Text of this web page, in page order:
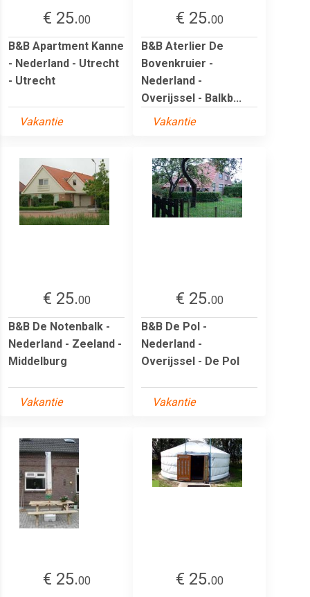
€ 25.00
B&B Apartment Kanne
- Nederland - Utrecht
- Utrecht
Vakantie
€ 25.00
B&B Aterlier De
Bovenkruier -
Nederland -
Overijssel - Balkb...
Vakantie
€ 25.00
B&B De Notenbalk -
Nederland - Zeeland -
Middelburg
Vakantie
€ 25.00
B&B De Pol -
Nederland -
Overijssel - De Pol
Vakantie
€ 25.00
€ 25.00